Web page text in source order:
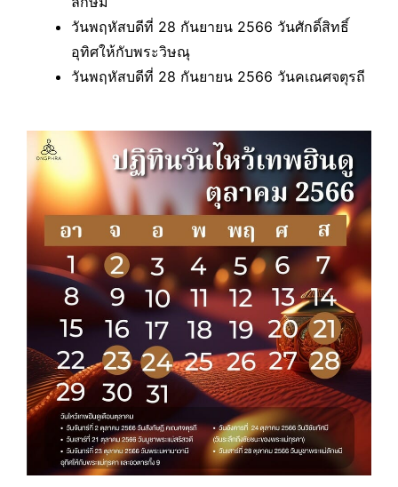
วันพฤหัสบดีที่ 28 กันยายน 2566 วันศักดิ์สิทธิ์
อุทิศให้กับพระวิษณุ
วันพฤหัสบดีที่ 28 กันยายน 2566 วันคเณศจตุรถี